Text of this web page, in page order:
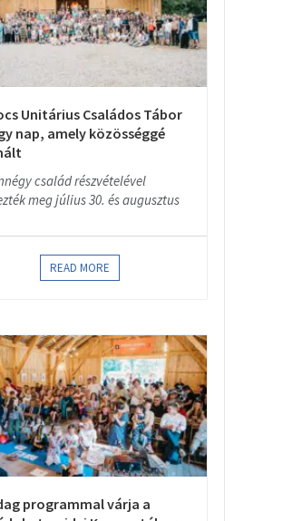
Unitárius Családos Tábor
nap, amely közösséggé
család részvételével
meg július 30. és augusztus
READ MORE
programmal várja a